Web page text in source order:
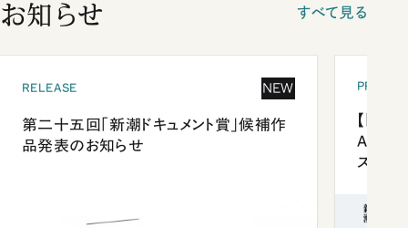
お知らせ すべて見る
RELEASE NEW
第二十五回「新潮ドキュメント賞」候補作
品発表のお知らせ
【「新
ズプレ